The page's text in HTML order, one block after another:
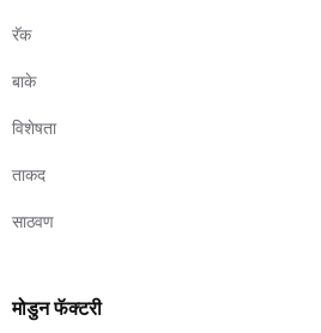
रॅक
बाके
विशेषता
ताकद
साठवण
मोडुन फॅक्टरी